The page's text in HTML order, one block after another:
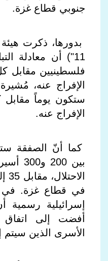
جنوبي قطاع غزة.
بدورها، ذكرت هيئة
فلسطينيين مقابل
الإفراج عنه،
ستكون يوماً مقابل
الإفراج عنه.
كما أنّ الصفقة
بين
في قطاع غزة. في
إسرائيلية رسمية
أفضت إلى
الأسرى الذين